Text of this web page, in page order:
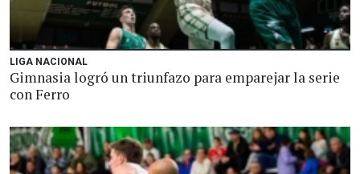
LIGA NACIONAL
Gimnasia logró un triunfazo para emparejar la serie
con Ferro